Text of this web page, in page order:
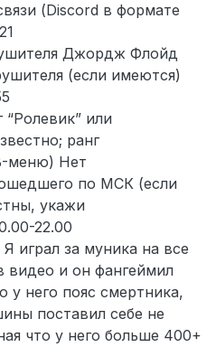
(Discord в формате
Джордж Флойд
(если имеются)
или
ранг
меню) Нет
по МСК (если
укажи
22.00
играл за муника на все
видео и он фангеймил
у него пояс смертника,
поставил себе не
что у него больше 400+